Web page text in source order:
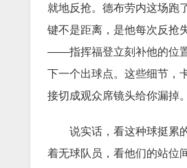
就地反抢。德布劳内这场跑
键不是距离，是他每次反抢
——指挥福登立刻补他的位
下一个出球点。这些细节，
接切成观众席镜头给你漏掉。
说实话，看这种球挺累
着无球队员，看他们的站位